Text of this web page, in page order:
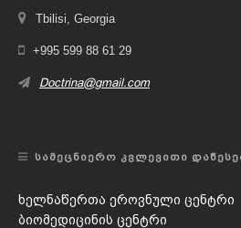
Tbilisi, Georgia
+995 599 88 61 29
Doctrina@gmail.com
ᲡᲐᲛᲔᲪᲜᲘᲔᲠᲝ ᲙᲕᲚᲔᲕᲘᲗᲘ
ხელნაწერთა ეროვნული ცენტრი
ბიომედიცინის ცენტრი